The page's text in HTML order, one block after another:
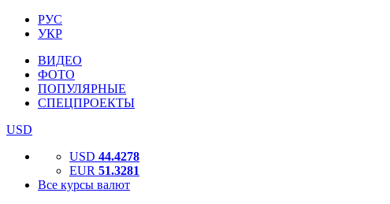
РУС
УКР
ВИДЕО
ФОТО
ПОПУЛЯРНЫЕ
СПЕЦПРОЕКТЫ
USD
USD 44.4278
EUR 51.3281
Все курсы валют